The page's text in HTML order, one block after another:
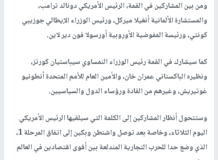
ومن بين المشاركين في القمة، الرئيس الأمريكي دونالد ترامب،
والمستشارة الألمانية أنغيلا ميركل، ورئيس الوزراء الإيطالي جوزيبي
كونتي، ورئيسة المفوضية الأوروبية أورسولا فون دير لاين.
كما سيشارك في القمة رئيس الوزراء النمساوي سيباستيان كورتز،
ونظيره الباكستاني عمران خان، والأمين العام للأمم المتحدة أنطونيو
غوتيريش، وغيرهم من القادة ورؤساء الدول والسياسيين.
وستتحول أنظار المشاركين إلى الكلمة التي سيلقيها الرئيس الأمريكي
اليوم الثلاثاء، وخاصة بعد توصل واشنطن وبكين إلى اتفاق المرحلة 1،
الذي وضع حدا للحرب التجارية المندلعة بين أقوى اقتصادين في العالم